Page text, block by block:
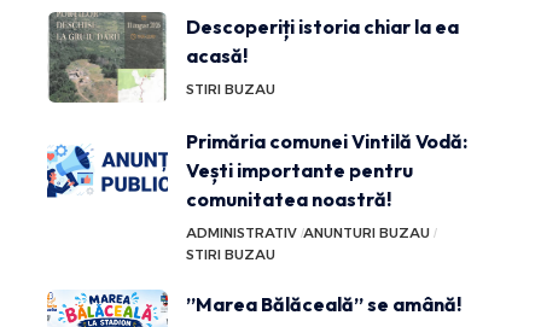
Descoperiți istoria chiar la ea
acasă!
STIRI BUZAU
Primăria comunei Vintilă Vodă:
Vești importante pentru
comunitatea noastră!
ADMINISTRATIV ANUNTURI BUZAU
STIRI BUZAU
”Marea Bălăceală” se amână!